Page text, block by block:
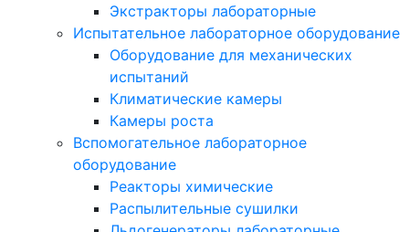
Экстракторы лабораторные
Испытательное лабораторное оборудование
Оборудование для механических
испытаний
Климатические камеры
Камеры роста
Вспомогательное лабораторное
оборудование
Реакторы химические
Распылительные сушилки